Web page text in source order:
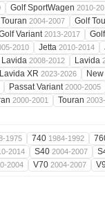
Golf SportWagen 2010-
2004-2007
Golf
Variant2013-2017
2010 Jetta 2010-2014
Lavida 2008-2012 Lavida
Lavida XR 2023-2026
Passat Variant2000-2005
2000-2001 Touran
1975 740 1984-1992
2014 S40 2004-2007
2004 V70 2004-2007